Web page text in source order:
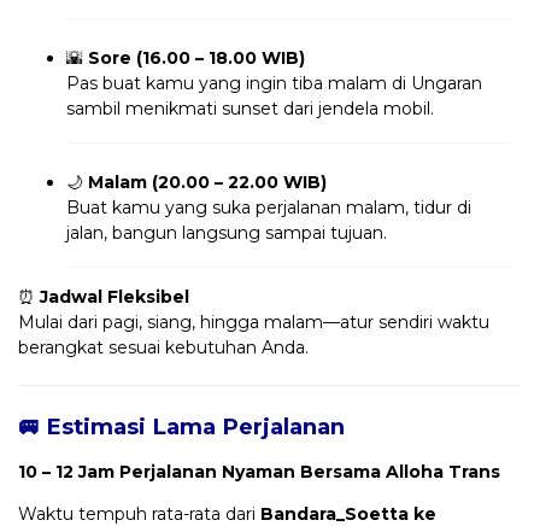
🌇 Sore (16.00 – 18.00 WIB)
Pas buat kamu yang ingin tiba malam di Ungaran
sambil menikmati sunset dari jendela mobil.
🌙 Malam (20.00 – 22.00 WIB)
Buat kamu yang suka perjalanan malam, tidur di
jalan, bangun langsung sampai tujuan.
⏰Jadwal Fleksibel
Mulai dari pagi, siang, hingga malam—atur sendiri waktu
berangkat sesuai kebutuhan Anda.
🚐 Estimasi Lama Perjalanan
10 – 12 Jam Perjalanan Nyaman Bersama Alloha Trans
Waktu tempuh rata-rata dari Bandara_Soetta ke